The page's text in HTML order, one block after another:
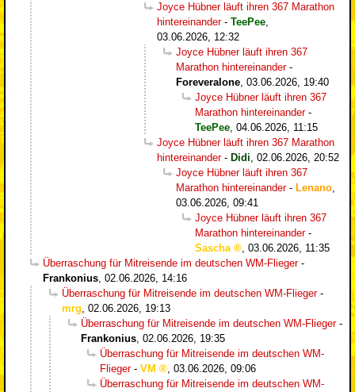
Joyce Hübner läuft ihren 367 Marathon
hintereinander- TeePee,
03.06.2026, 12:32
Joyce Hübner läuft ihren 367
Marathon hintereinander-
Foreveralone, 03.06.2026, 19:40
Joyce Hübner läuft ihren 367
Marathon hintereinander-
TeePee, 04.06.2026, 11:15
Joyce Hübner läuft ihren 367 Marathon
hintereinander- Didi, 02.06.2026, 20:52
Joyce Hübner läuft ihren 367
Marathon hintereinander- Lenano,
03.06.2026, 09:41
Joyce Hübner läuft ihren 367
Marathon hintereinander-
Sascha
, 03.06.2026, 11:35
Überraschung für Mitreisende im deutschen WM-Flieger-
Frankonius, 02.06.2026, 14:16
Überraschung für Mitreisende im deutschen WM-Flieger-
mrg, 02.06.2026, 19:13
Überraschung für Mitreisende im deutschen WM-Flieger-
Frankonius, 02.06.2026, 19:35
Überraschung für Mitreisende im deutschen WM-
Flieger- VM , 03.06.2026, 09:06
Überraschung für Mitreisende im deutschen WM-